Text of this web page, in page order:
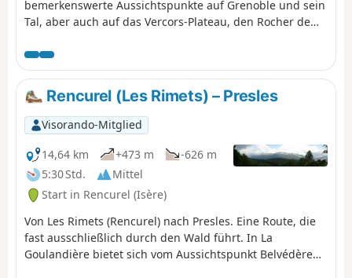
bemerkenswerte Aussichtspunkte auf Grenoble und sein
Tal, aber auch auf das Vercors-Plateau, den Rocher de
man mindestens einmal machen, wenn man in der
Gegend ist. Ideal ist es, mit zwei Fahrzeugen auf dem
Aufstieg hinaufzugehen und eines am Ziel, dem
Parkplatz „Les Barnets“, zwei Serpentinen unterhalb des
Startpunkts an der Station Lans en Vercors, stehen zu
lassen.
Rencurel (Les Rimets) – Presles
Visorando-Mitglied
14,64 km
+473 m
-626 m
5:30 Std.
Mittel
Start in Rencurel (Isère)
Von Les Rimets (Rencurel) nach Presles. Eine Route, die
fast ausschließlich durch den Wald führt. In La
Goulandière bietet sich vom Aussichtspunkt Belvédère